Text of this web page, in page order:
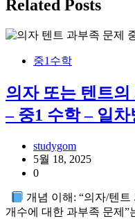
Related Posts
중1수학
의자 또는 텐트의
– 중1 수학 – 일
studygom
5월 18, 2025
0
개념 이해: “의자/텐트
개수에 대한 과부족 문제”